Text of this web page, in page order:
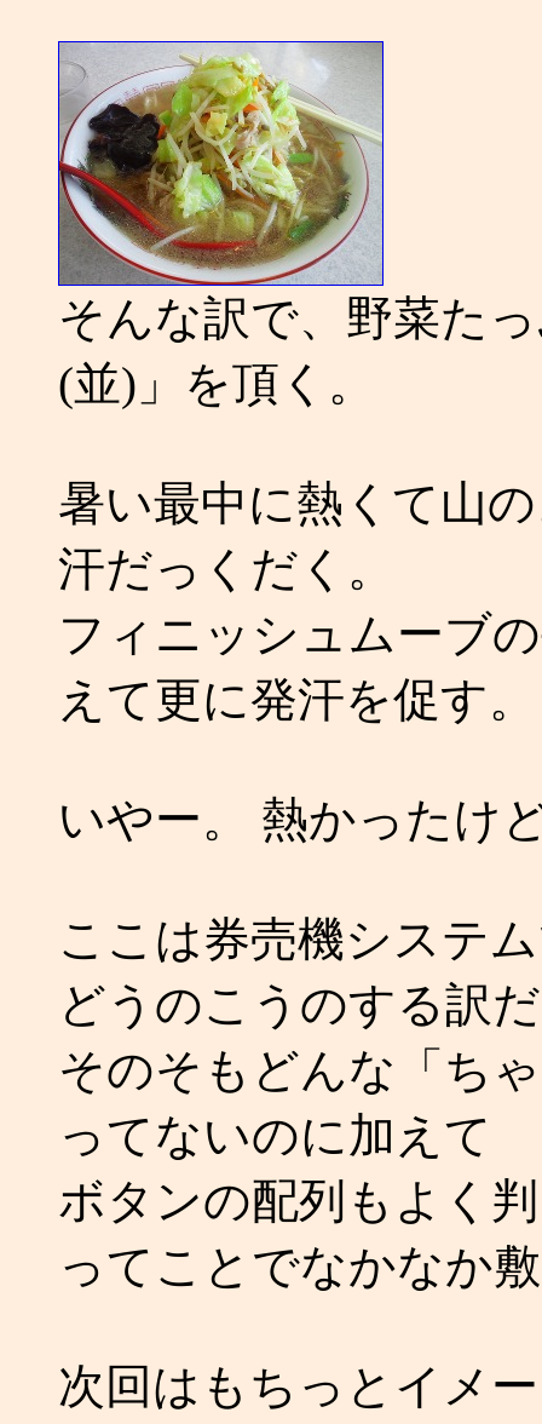
そんな訳で、野菜た
(並)」を頂く。
暑い最中に熱くて山
汗だっくだく。
フィニッシュムーブ
えて更に発汗を促す
いやー。 熱かったけ
ここは券売機システ
どうのこうのする訳
そのそもどんな「ち
ってないのに加えて
ボタンの配列もよく
ってことでなかなか
次回はもちっとイメ